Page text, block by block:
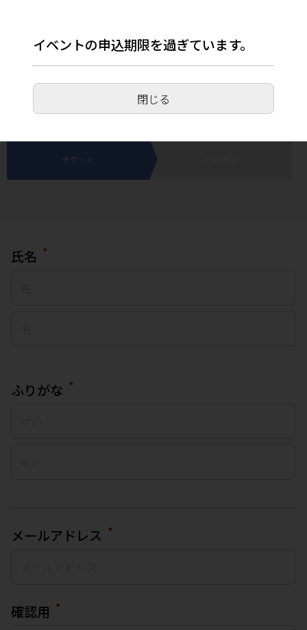
【東京都世田谷区】はじめての親子じてんし
ゃ教室(駒沢公園ハウジングギャラリー)
2025年6月15日(日) 11:30～16:30
チケット
氏名 *
ふりがな *
メールアドレス *
確認用 *
イベントの申込期限を過ぎています。
閉じる